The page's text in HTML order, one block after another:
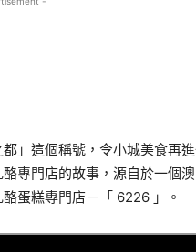
」這個稱號，令小城美食再
專門店的故事，源自於一個
蛋糕專門店－「 6226 」。